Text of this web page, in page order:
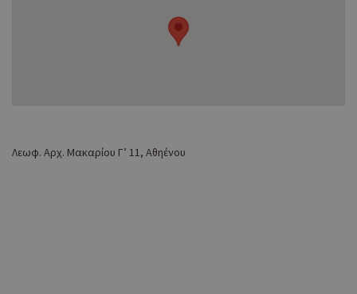
Λεωφ. Αρχ. Μακαρίου Γ’ 11, Αθηένου